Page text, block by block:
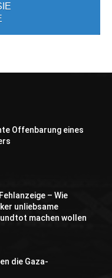
Offenbarung eines
– Wie
unliebsame
machen wollen
die Gaza-